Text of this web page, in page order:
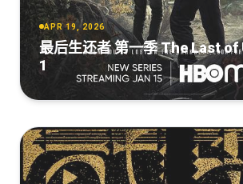
APR 19, 2026
最后生还者 第一季 The Last of
1